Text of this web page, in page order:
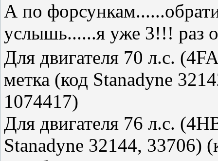
А по
услышь......я уже 3!!! раз
Для двигателя 70 л.с.
метка (код Stanadyne
1074417)
Для двигателя 76 л.с.
Stanadyne 32144, 33706)